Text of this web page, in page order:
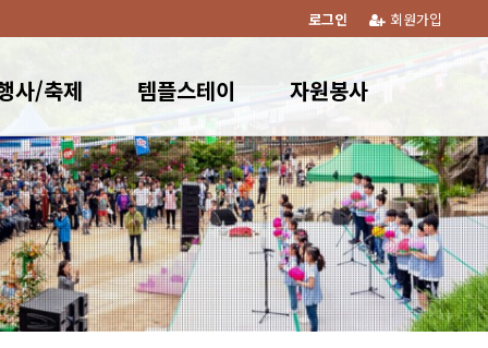
회원가입
로그인
사/축제 템플스테이 자원봉사